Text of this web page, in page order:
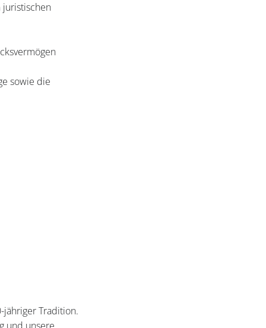
juristischen
sowie die
jähriger Tradition.